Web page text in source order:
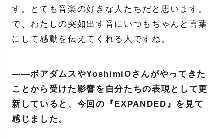
す。とても音楽の好きな人たちだと思います。
で、わたしの突如出す音にいつもちゃんと言葉
にして感動を伝えてくれる人ですね。
——ボアダムスやYoshimiOさんがやってきた
ことから受けた影響を自分たちの表現として更
新していると、今回の『EXPANDED』を見て
感じました。